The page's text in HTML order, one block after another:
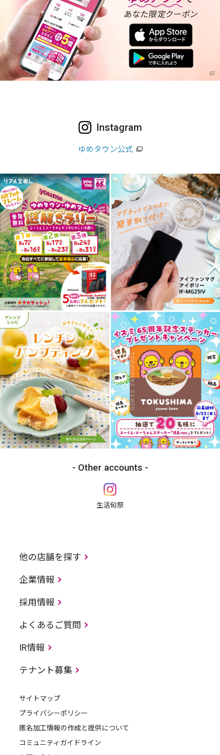
Instagram
ゆめタウン公式
Other accounts
生活旬祭
他の店舗を探す
企業情報
採用情報
よくあるご質問
IR情報
テナント募集
サイトマップ
プライバシーポリシー
匿名加工情報の作成と提供について
コミュニティガイドライン